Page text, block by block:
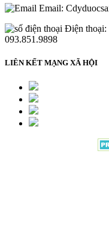
Email:
Điện thoại:
093.851.9898
LIÊN KẾT MẠNG XÃ HỘI